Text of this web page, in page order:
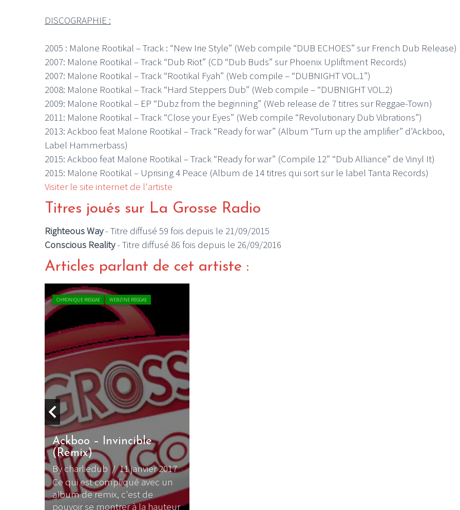
DISCOGRAPHIE :
2005 : Malone Rootikal – Track : “New Irie Style” (Web compile “DUB ECHOES” sur French Dub Release)
2007: Malone Rootikal – Track “Dub Riot” (CD “Dub Buds” sur Phoenix Upliftment Records)
2007: Malone Rootikal – Track “Rootikal Fyah” (Web compile – “DUBNIGHT VOL.1”)
2008: Malone Rootikal – Track “Hard Steppers Dub” (Web compile – “DUBNIGHT VOL.2)
2009: Malone Rootikal – EP “Dubz from the beginning” (Web release de 7 titres sur Reggae-Town)
2011: Malone Rootikal – Track “Close your Eyes” (Web compile “Revolutionary Dub Vibrations”)
2013: Ackboo feat Malone Rootikal – Track “Ready for war” (Album “Turn up the amplifier” d’Ackboo,
Label Hammerbass)
2015: Ackboo feat Malone Rootikal – Track “Ready for war” (Compile 12” “Dub Alliance” de Vinyl It)
2015: Malone Rootikal – Uprising 4 Peace (Album de 14 titres qui sort sur le label Tanta Records)
Visiter le site internet de l'artiste
Titres joués sur La Grosse Radio
Righteous Way- Titre diffusé 59 fois depuis le 21/09/2015
Conscious Reality- Titre diffusé 86 fois depuis le 26/09/2016
Articles parlant de cet artiste :
Ackboo nous fait languir